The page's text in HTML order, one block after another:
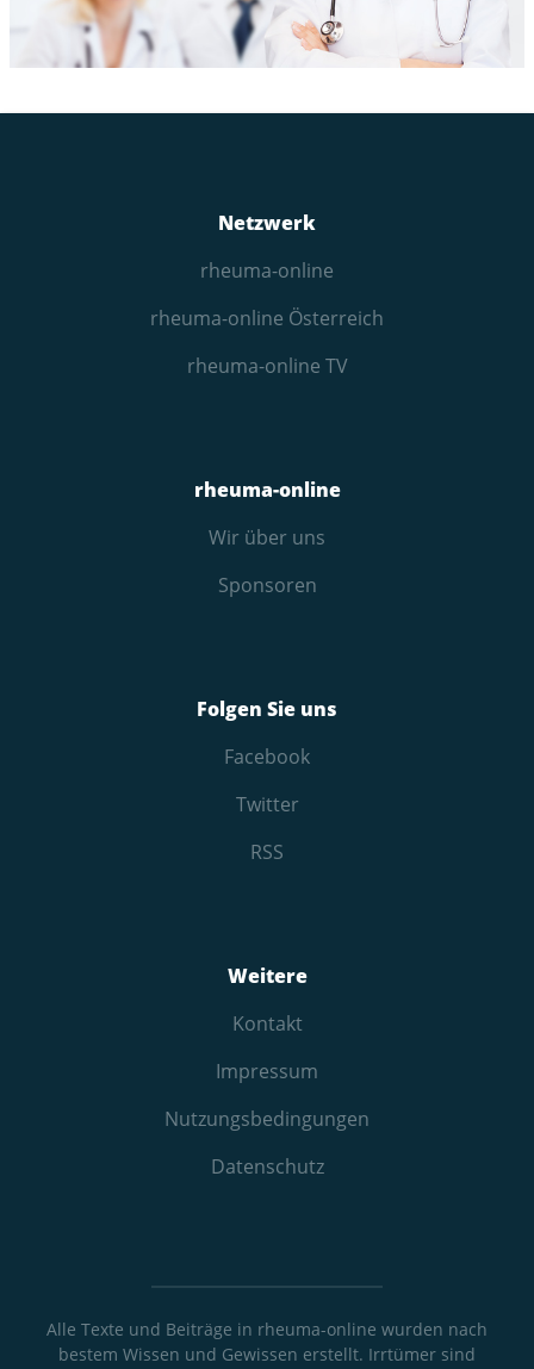
Netzwerk
rheuma-online
rheuma-online Österreich
rheuma-online TV
rheuma-online
Wir über uns
Sponsoren
Folgen Sie uns
Facebook
Twitter
RSS
Weitere
Kontakt
Impressum
Nutzungs­bedingungen
Datenschutz
Alle Texte und Beiträge in rheuma-online wurden nach
bestem Wissen und Gewissen erstellt. Irrtümer sind